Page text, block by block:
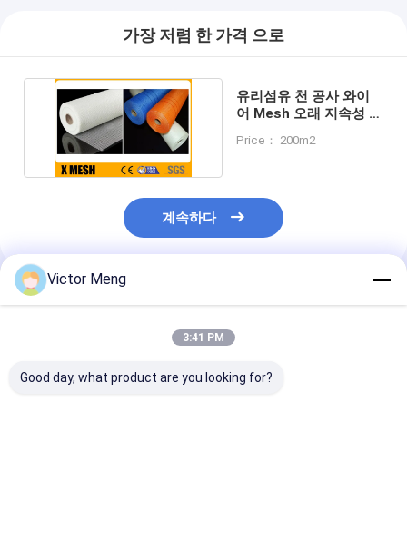
가장 저렴 한 가격 으로
유리섬유 천 공사 와이
어 Mesh 오래 지속성 5
Price： 200m2
계속하다
추천된 제품
Victor Meng
3:41 PM
Good day, what product are you looking for?